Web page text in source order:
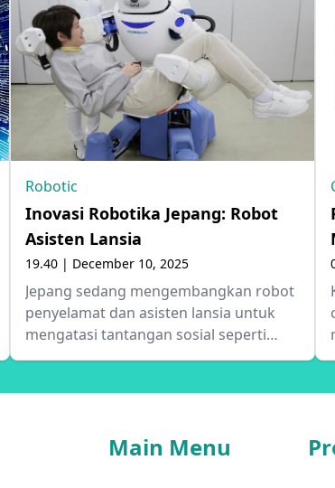
Robotic
Inovasi Robotika Jepang: Robot
Asisten Lansia
19.40 | December 10, 2025
Jepang sedang mengembangkan robot
penyelamat dan asisten lansia untuk
mengatasi tantangan sosial seperti
bencana alam dan populasi menua.
teknologi robotika untuk menciptakan
kebutuhan masyarakat di masa depan.
Main Menu